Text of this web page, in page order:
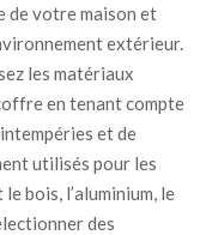
de votre maison et
extérieur.
les matériaux
en tenant compte
et de
utilisés pour les
bois, l’aluminium, le
des